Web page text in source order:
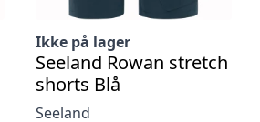
Seeland
Ikke på lager
Seeland Rowan stretch
shorts Blå